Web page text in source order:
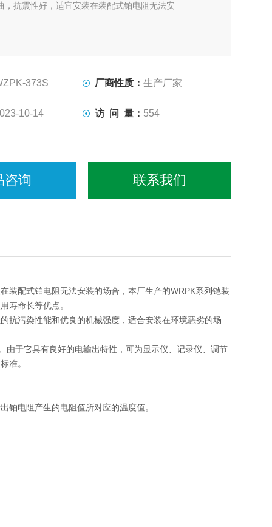
，抗震性好，适宜安装在装配式铂电阻无法安
373S 厂商性质： 生产厂家
10-14 访 问 量： 554
咨询 联系我们
装配式铂电阻无法安装的场合，本厂生产的WRPK系列铠装
寿命长等优点。
抗污染性能和优良的机械强度，适合安装在环境恶劣的场
于它具有良好的电输出特性，可为显示仪、记录仪、调节
准。
铂电阻产生的电阻值所对应的温度值。